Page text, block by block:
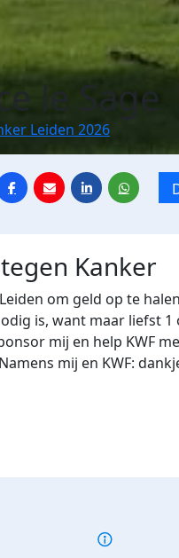
le Sage
Leiden 2026
Kanker
om geld op te
is, want maar liefst 1
mij en help KWF
mij en KWF: